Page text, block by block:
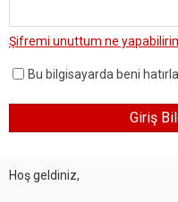
Şifremi unuttum ne
Bu bilgisayarda beni hatırla
Hoş geldiniz,